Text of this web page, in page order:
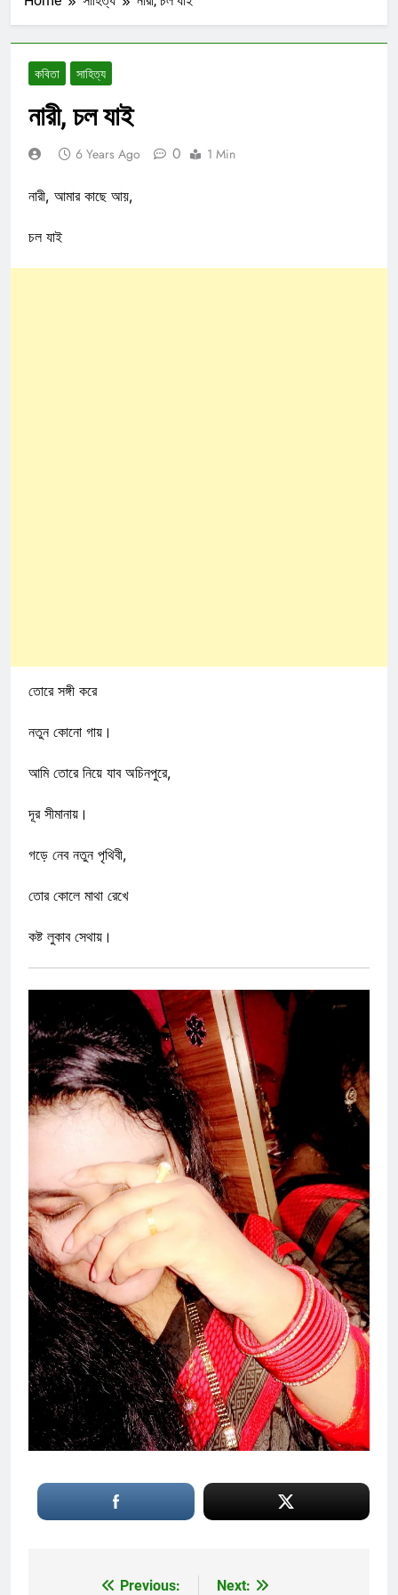
কবিতা সাহিত্য
নারী, চল যাই
6 Years Ago 0 1 Min
নারী, আমার কাছে আয়,
চল যাই
তোরে সঙ্গী করে
নতুন কোনো গায়।
আমি তোরে নিয়ে যাব অচিনপুরে,
দূর সীমানায়।
গড়ে নেব নতুন পৃথিবী,
তোর কোলে মাথা রেখে
কষ্ট লুকাব সেথায়।
Previous:
Next: